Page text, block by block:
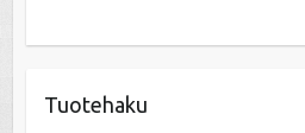
Tuotehaku